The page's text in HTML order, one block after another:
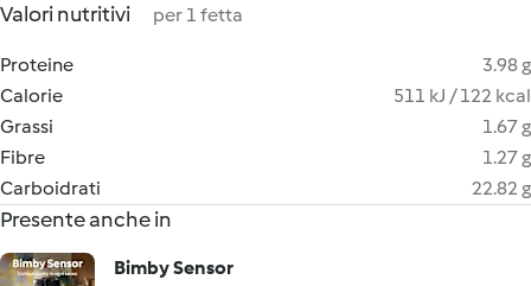
Valori nutritivi per 1 fetta
Proteine
3.98 g
Calorie
511 kJ / 122 kcal
Grassi
1.67 g
Fibre
1.27 g
Carboidrati
22.82 g
Presente anche in
Bimby Sensor